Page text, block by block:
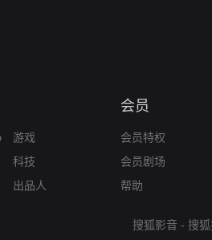
游戏
科技
出品人
会员
会员特权
会员剧场
帮助
搜狐影音 - 搜